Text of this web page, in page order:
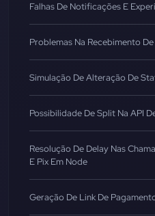
Falhas De Notificações E
Problemas Na Recebimento
Simulação De Alteração De
Possibilidade De Split Na API
Resolução De Delay Nas
E Pix Em Node
Geração De Link De